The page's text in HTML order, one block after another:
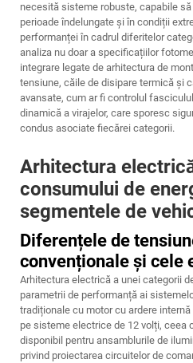
necesită sisteme robuste, capabile
perioade îndelungate și în condiții
performanței în cadrul diferitelor
analiza nu doar a specificațiilor
integrare legate de arhitectura de
tensiune, căile de disipare termică și
avansate, cum ar fi controlul
dinamică a virajelor, care sporesc
condus asociate fiecărei categorii.
Arhitectura
consumului de
segmentele de
Diferențele de
convenționale și cele
Arhitectura electrică a unei categorii
parametrii de performanță ai
tradiționale cu motor cu ardere
pe sisteme electrice de 12 volți, ceea
disponibil pentru ansamblurile de
privind proiectarea circuitelor de